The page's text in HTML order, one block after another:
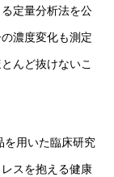
定量分析法を公
濃度変化も測定
んど抜けないこ
を用いた臨床研究
スを抱える健康